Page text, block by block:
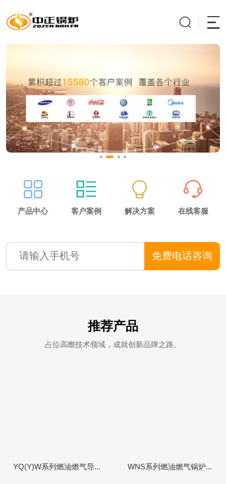
产品中心 客户案例 解决方案 在线客服
免费电话咨询
推荐产品
占位高瞻技术领域，成就创新品牌之路。
YQ(Y)W系列燃油燃气导... WNS系列燃油燃气锅炉...